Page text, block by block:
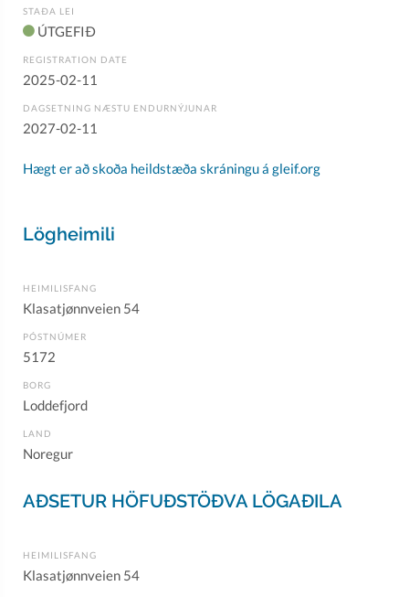
STAÐA LEI
ÚTGEFIÐ
REGISTRATION DATE
2025-02-11
DAGSETNING NÆSTU ENDURNÝJUNAR
2027-02-11
Hægt er að skoða heildstæða skráningu á gleif.org
Lögheimili
HEIMILISFANG
Klasatjønnveien 54
PÓSTNÚMER
5172
BORG
Loddefjord
LAND
Noregur
AÐSETUR HÖFUÐSTÖÐVA LÖGAÐILA
HEIMILISFANG
Klasatjønnveien 54